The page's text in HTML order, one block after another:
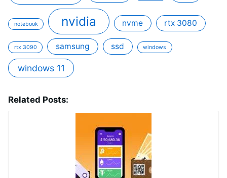
notebook nvidia nvme rtx 3080
rtx 3090 samsung ssd windows
windows 11
Related Posts: